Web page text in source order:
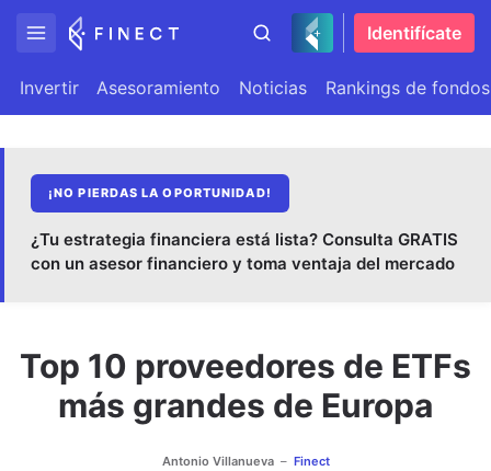
Identifícate
Invertir Asesoramiento Noticias Rankings de fondos
¡NO PIERDAS LA OPORTUNIDAD!
¿Tu estrategia financiera está lista? Consulta GRATIS
con un asesor financiero y toma ventaja del mercado
Top 10 proveedores de ETFs
más grandes de Europa
Antonio Villanueva
Finect